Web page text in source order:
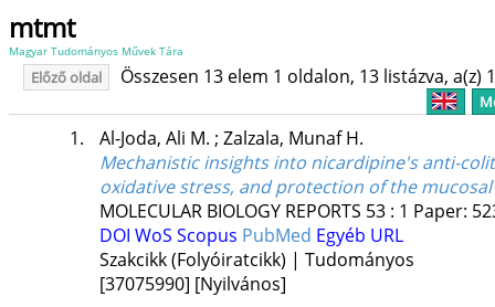
mtmt
Magyar Tudományos Művek Tára
Előző oldal Összesen 13 elem 1 oldalon, 13 listázva, a(z)
1. Al-Joda, Ali M. ; Zalzala, Munaf H.
Mechanistic insights into nicardipine's anti-
oxidative stress, and protection of the
MOLECULAR BIOLOGY REPORTS 53: 1 Paper:
DOI WoS Scopus PubMed Egyéb URL
Szakcikk (Folyóiratcikk) | Tudományos
[37075990] [Nyilvános]